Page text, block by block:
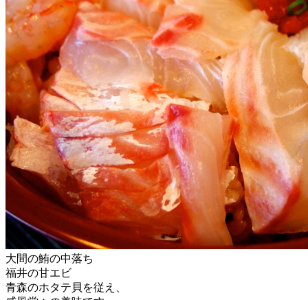
大間の鮪の中落ち
福井の甘エビ
青森のホタテ貝を従え、